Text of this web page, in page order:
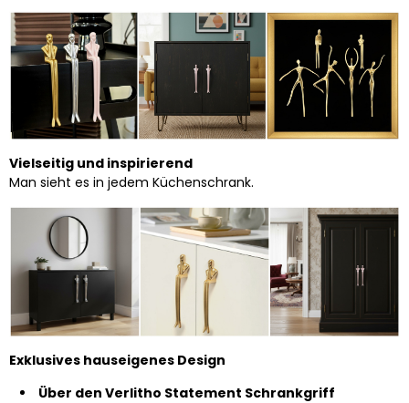
Vielseitig und inspirierend
Man sieht es in jedem Küchenschrank.
Exklusives hauseigenes Design
Über den Verlitho Statement Schrankgriff